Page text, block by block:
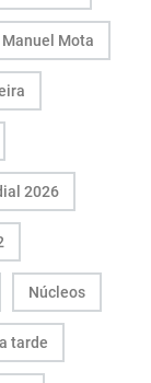
Manuel Mota
2026
Núcleos
tarde